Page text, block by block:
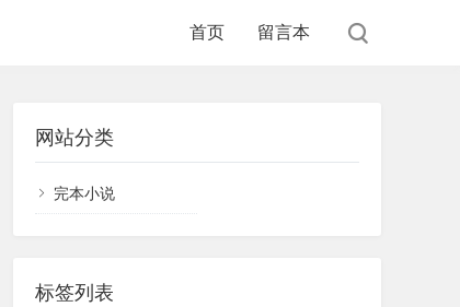
首页 留言本
网站分类
完本小说
标签列表